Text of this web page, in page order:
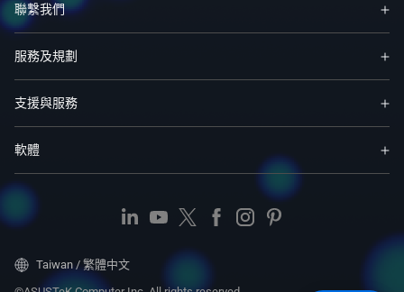
聯繫我們
服務及規劃
支援與服務
軟體
Taiwan / 繁體中文